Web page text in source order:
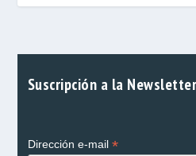
Suscripción a la Newsletter
Dirección e-mail *